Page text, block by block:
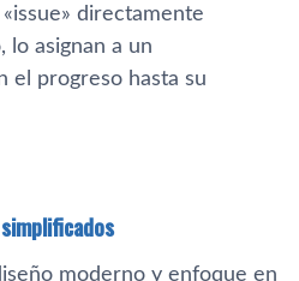
directamente
lo asignan a un
el progreso hasta su
moderno y enfoque en